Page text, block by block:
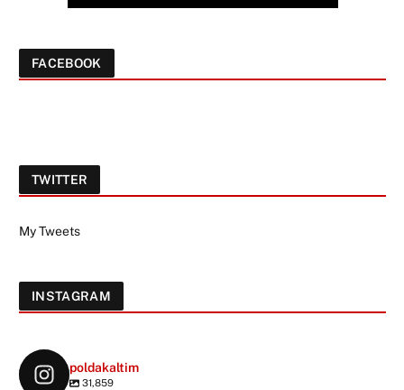
FACEBOOK
TWITTER
My Tweets
INSTAGRAM
poldakaltim
31,859